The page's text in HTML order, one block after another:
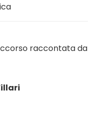
raccontata da